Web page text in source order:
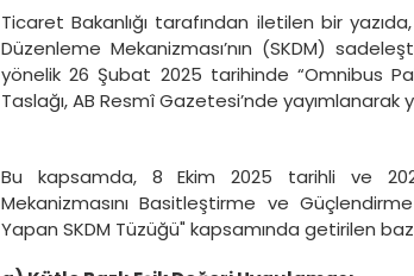
Ticaret Bakanlığı tarafından iletilen bir
Düzenleme Mekanizması’nın (SKDM)
yönelik 26 Şubat 2025 tarihinde “Omnibus
Taslağı, AB Resmî Gazetesi’nde yayımlanarak
Bu kapsamda, 8 Ekim 2025 tarihli ve
Mekanizmasını Basitleştirme ve
Yapan SKDM Tüzüğü" kapsamında getirilen